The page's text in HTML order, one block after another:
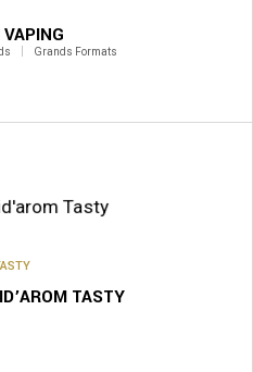
Grands Formats
TASTY